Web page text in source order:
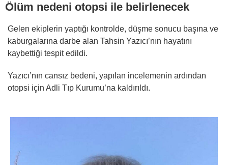
Ölüm nedeni otopsi ile belirlenecek
Gelen ekiplerin yaptığı kontrolde, düşme sonucu başına ve
kaburgalarına darbe alan Tahsin Yazıcı’nın hayatını
kaybettiği tespit edildi.
Yazıcı’nın cansız bedeni, yapılan incelemenin ardından
otopsi için Adli Tıp Kurumu’na kaldırıldı.